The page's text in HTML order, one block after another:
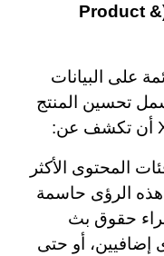
4. تحسين المنتجات والخدمات (Product &
على البيانات
تحسين المنتج
المحتوى الأكثر
هذه الرؤى حاسمة
حقوق بث
إضافيين، أو حتى